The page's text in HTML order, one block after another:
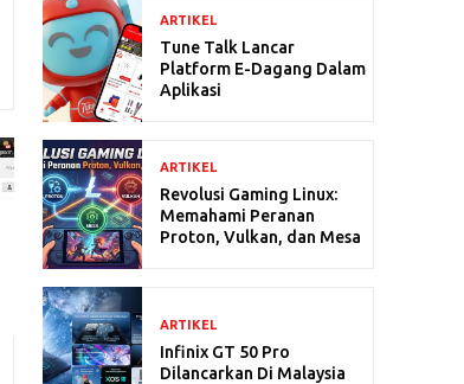
ARTIKEL
Tune Talk Lancar
Platform E-Dagang Dalam
Aplikasi
ARTIKEL
Revolusi Gaming Linux:
Memahami Peranan
Proton, Vulkan, dan Mesa
ARTIKEL
Infinix GT 50 Pro
Dilancarkan Di Malaysia